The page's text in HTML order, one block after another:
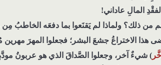
المالِ عاداني!
من ذلك؟ ولماذا لم يَقنَعوا بما دفعَه الخاطبُ
الاختراعُ جشعَ البشر؛ فجعلوا المهرَ مهرين
) شيءٌ آخر، وجعلوا الصَّداقَ الذي هو عربونُ